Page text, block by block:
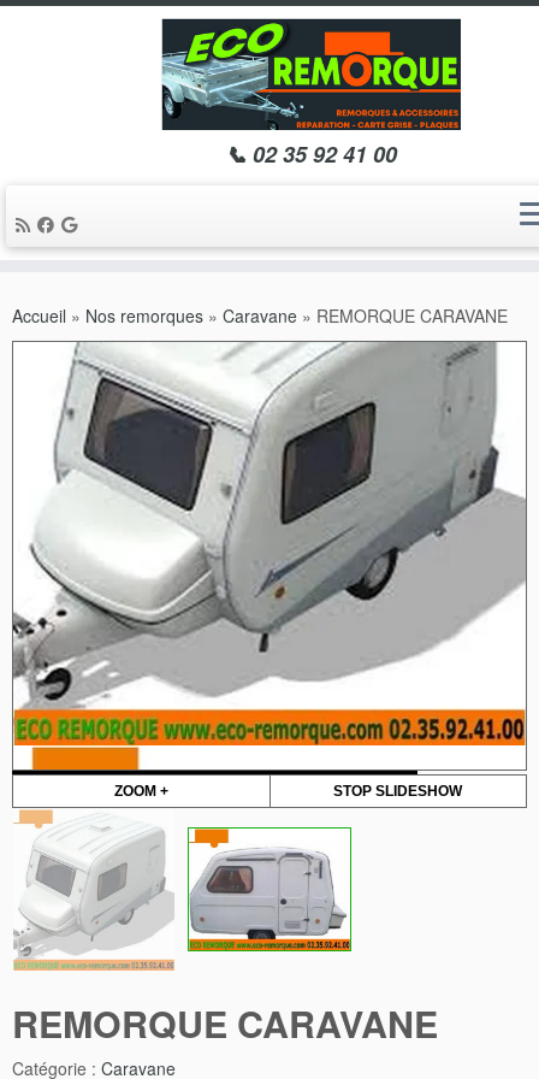
au
contenu
📞 02 35 92 41 00
Accueil » Nos remorques » Caravane » REMORQUE CARAVANE
ZOOM + STOP SLIDESHOW
REMORQUE CARAVANE
Catégorie :Caravane
Partager :